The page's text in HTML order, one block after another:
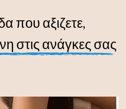
που αξιζετε,
στις ανάγκες σας